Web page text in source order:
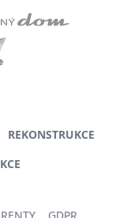
REKONSTRUKCE